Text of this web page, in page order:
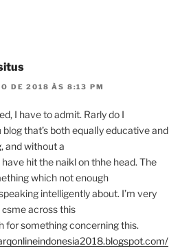
DE 2018 ÀS 8:13 PM
I have to admit. Rarly do I
that’s both equalⅼy educative and
and witһout a
hit the naikl on thhe head. The
which not enough
intelligently about. I’m very
across this
for something concerning thіs.